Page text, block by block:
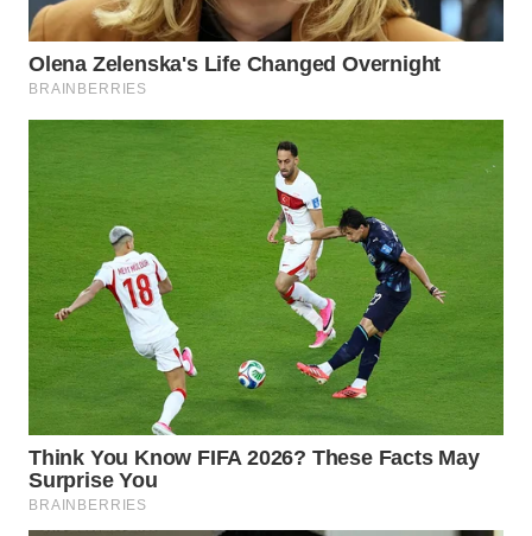
SERIBU
WN
TANGERANG
WN
BINJAI
WN
CIREBON
WN
INDRAMAYU
KUNINGAN
WN